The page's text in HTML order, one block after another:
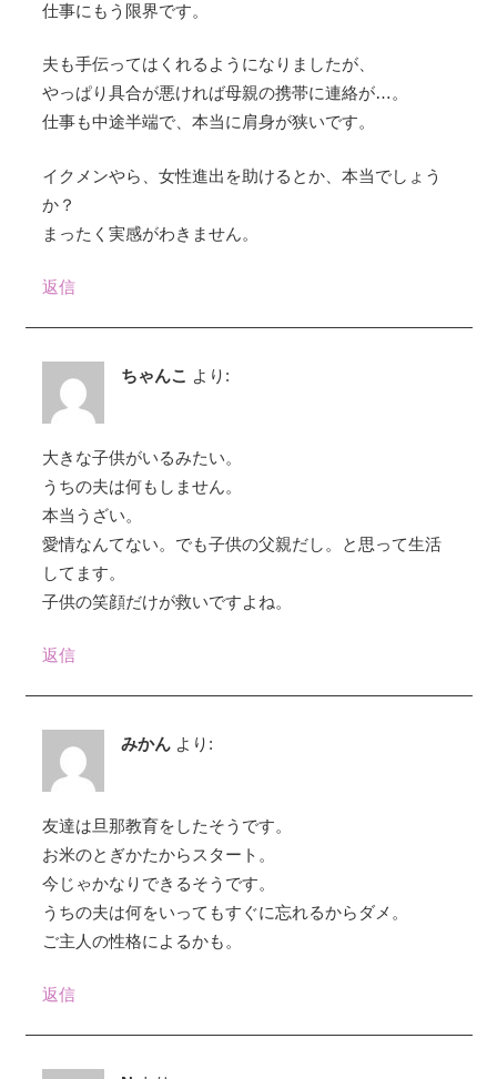
仕事にもう限界です。
夫も手伝ってはくれるようになりましたが、
やっぱり具合が悪ければ母親の携帯に連絡が…。
仕事も中途半端で、本当に肩身が狭いです。
イクメンやら、女性進出を助けるとか、本当でしょう
か？
まったく実感がわきません。
返信
ちゃんこ より:
大きな子供がいるみたい。
うちの夫は何もしません。
本当うざい。
愛情なんてない。でも子供の父親だし。と思って生活
してます。
子供の笑顔だけが救いですよね。
返信
みかん より:
友達は旦那教育をしたそうです。
お米のとぎかたからスタート。
今じゃかなりできるそうです。
うちの夫は何をいってもすぐに忘れるからダメ。
ご主人の性格によるかも。
返信